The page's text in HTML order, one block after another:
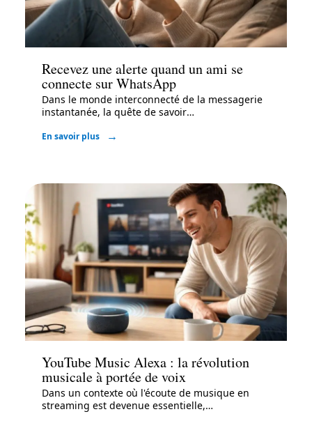
Recevez une alerte quand un ami se
connecte sur WhatsApp
Dans le monde interconnecté de la messagerie
instantanée, la quête de savoir…
En savoir plus
Actu
YouTube Music Alexa : la révolution
musicale à portée de voix
Dans un contexte où l'écoute de musique en
streaming est devenue essentielle,…